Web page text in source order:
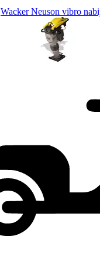
Wacker Neuson vibro